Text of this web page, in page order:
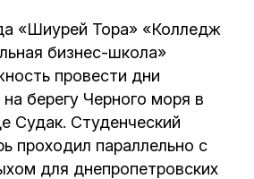
«Шиурей Тора» «Колледж
бизнес-школа»
провести дни
берегу Черного моря в
Судак. Студенческий
проходил параллельно с
для днепропетровских